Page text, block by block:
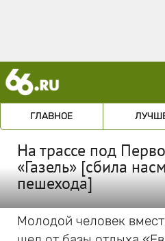
ГЛАВНОЕ
На трассе под
«Газель» [сбила
пешехода]
Молодой человек